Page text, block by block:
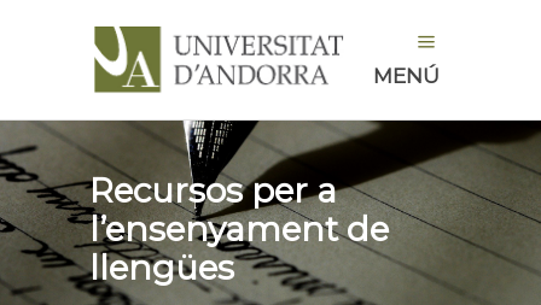
MENÚ
Recursos per a
l’ensenyament de
llengües